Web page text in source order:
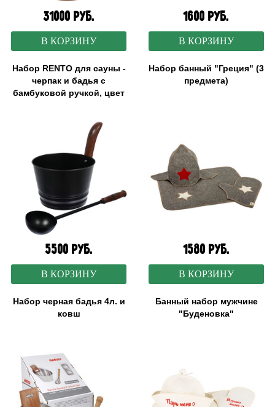
31000 руб.
В КОРЗИНУ
Набор RENTO для сауны -
черпак и бадья с
бамбуковой ручкой, цвет
1600 руб.
В КОРЗИНУ
Набор банный "Греция" (3
предмета)
5500 руб.
В КОРЗИНУ
Набор черная бадья 4л. и
ковш
1580 руб.
В КОРЗИНУ
Банный набор мужчине
"Буденовка"